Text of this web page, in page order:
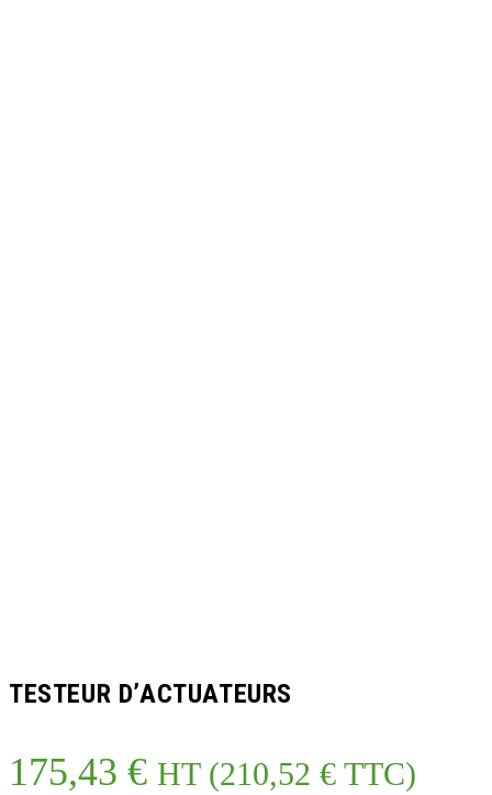
TESTEUR D’ACTUATEURS
175,43 € HT (210,52 € TTC)